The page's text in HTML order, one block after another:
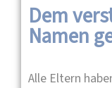
Dem
Namen
Alle Eltern